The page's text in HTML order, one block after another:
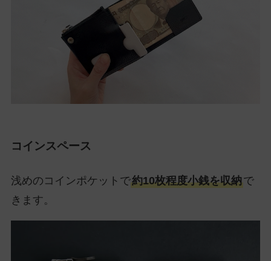
コインスペース
浅めのコインポケットで約10枚程度小銭を収納で
きます。